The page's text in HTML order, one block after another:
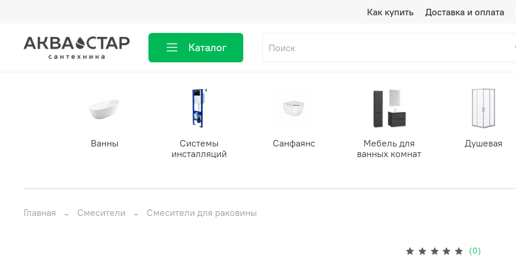
Как купить Доставка и оплата
Каталог
Ванны
Системы
инсталляций
Санфаянс
Мебель для
ванных комнат
Душевая
Главная Смесители Смесители для раковины
(0)